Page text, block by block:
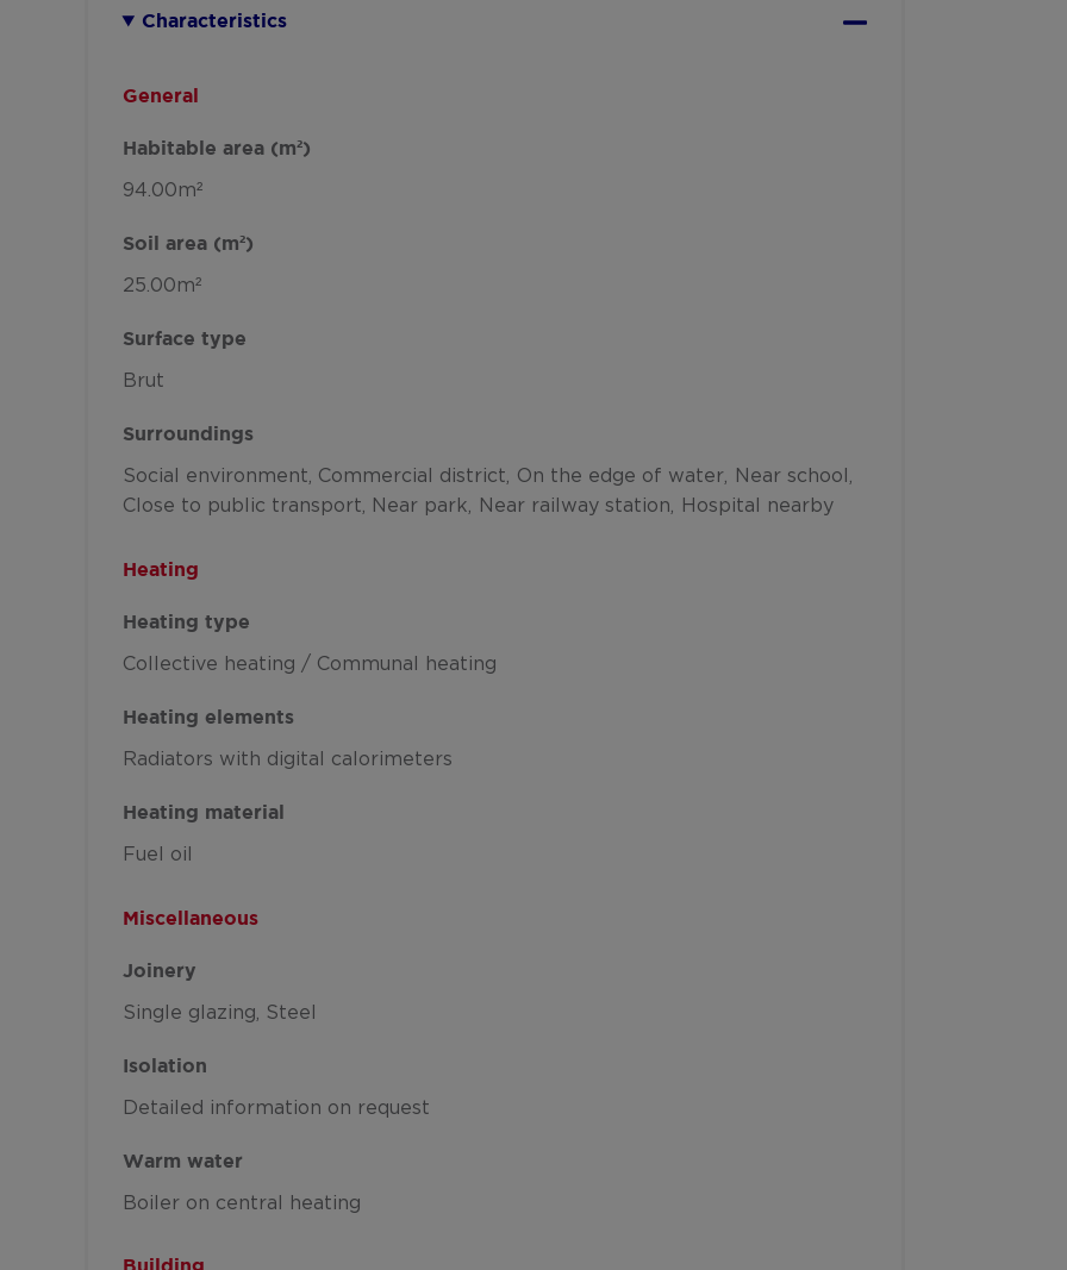
Characteristics
General
Habitable area (m²)
94.00m²
Soil area (m²)
25.00m²
Surface type
Brut
Surroundings
Social environment Commercial district On the edge of water
Near school
Close to public transport
Near park Near railway station Hospital nearby
Heating
Heating type
Collective heating / Communal heating
Heating elements
Radiators with digital calorimeters
Heating material
Fuel oil
Miscellaneous
Joinery
Single glazing Steel
Isolation
Detailed information on request
Warm water
Boiler on central heating